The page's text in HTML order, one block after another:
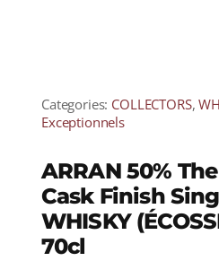
Categories: COLLECTORS,
Exceptionnels
ARRAN 50%
Cask Finish
WHISKY
70cl